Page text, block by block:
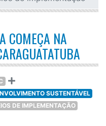
COMEÇA NA
SUSTENTÁVEL
DE IMPLEMENTAÇÃO